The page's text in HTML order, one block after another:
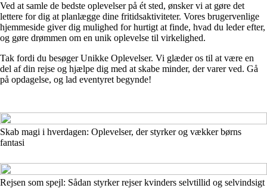
Ved at samle de bedste oplevelser på ét sted, ønsker vi at gøre det
lettere for dig at planlægge dine fritidsaktiviteter. Vores brugervenlige
hjemmeside giver dig mulighed for hurtigt at finde, hvad du leder efter,
og gøre drømmen om en unik oplevelse til virkelighed.
Tak fordi du besøger Unikke Oplevelser. Vi glæder os til at være en
del af din rejse og hjælpe dig med at skabe minder, der varer ved. Gå
på opdagelse, og lad eventyret begynde!
Skab magi i hverdagen: Oplevelser, der styrker og vækker børns
fantasi
Rejsen som spejl: Sådan styrker rejser kvinders selvtillid og selvindsigt